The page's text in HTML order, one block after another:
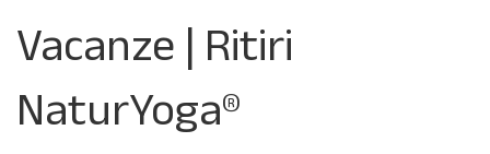
Vacanze | Ritiri
NaturYoga®